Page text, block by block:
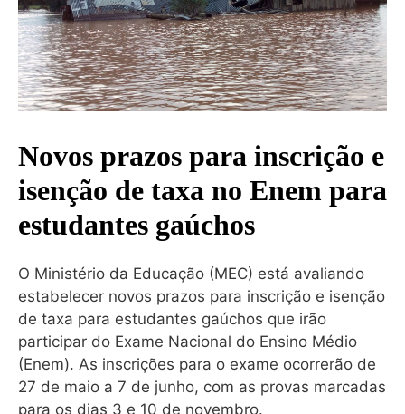
Novos prazos para inscrição e
isenção de taxa no Enem para
estudantes gaúchos
O Ministério da Educação (MEC) está avaliando
estabelecer novos prazos para inscrição e isenção
de taxa para estudantes gaúchos que irão
participar do Exame Nacional do Ensino Médio
(Enem). As inscrições para o exame ocorrerão de
27 de maio a 7 de junho, com as provas marcadas
para os dias 3 e 10 de novembro.